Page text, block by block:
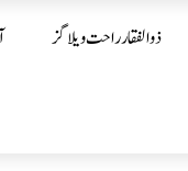
ذوالفقار راحت ویلاگز